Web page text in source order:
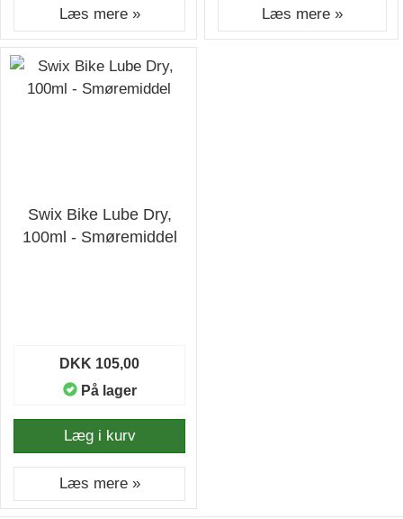
Læs mere » Læs mere »
Swix Bike Lube Dry,
100ml - Smøremiddel
DKK 105,00
På lager
Læg i kurv
Læs mere »